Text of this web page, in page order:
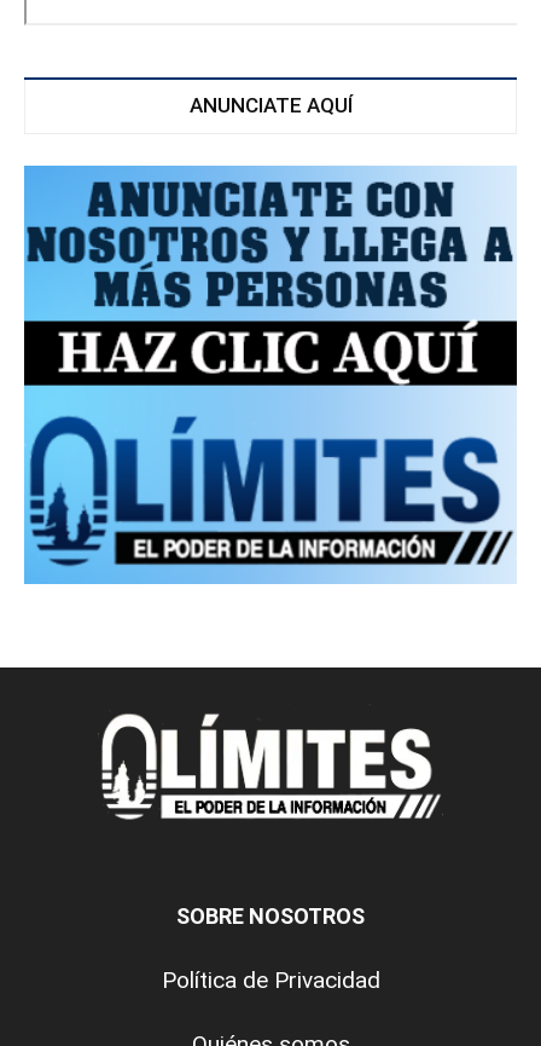
ANUNCIATE AQUÍ
SOBRE NOSOTROS
Política de Privacidad